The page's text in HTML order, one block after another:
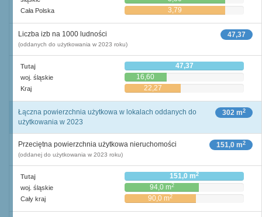
Cała Polska 3,79
47,37
Liczba izb na 1000 ludności
(oddanych do użytkowania w 2023 roku)
Tutaj 47,37
woj. śląskie 16,60
Kraj 22,27
302 m2
Łączna powierzchnia użytkowa w lokalach oddanych do
użytkowania w 2023
151,0 m2
Przeciętna powierzchnia użytkowa nieruchomości
(oddanej do użytkowania w 2023 roku)
Tutaj 151,0 m2
woj. śląskie 94,0 m2
Cały kraj 90,0 m2